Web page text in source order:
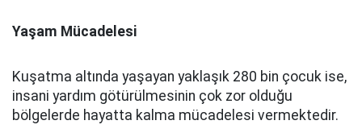
Yaşam Mücadelesi
Kuşatma altında yaşayan yaklaşık 280 bin çocuk ise,
insani yardım götürülmesinin çok zor olduğu
bölgelerde hayatta kalma mücadelesi vermektedir.